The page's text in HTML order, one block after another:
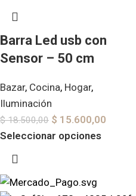
Barra Led usb con
Sensor – 50 cm
Bazar, Cocina, Hogar,
Iluminación
$18.500,00 $ 15.600,00
Seleccionar opciones